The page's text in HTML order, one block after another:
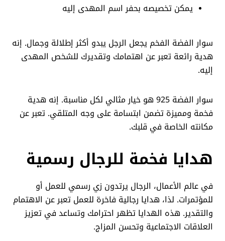
يمكن تخصيصه بحفر اسم المهدى إليه
سوار الفضة الفخم يجعل الرجل يبدو أكثر إطلالة وجمال. إنه
هدية رائعة تعبر عن اهتمامك وتقديرك للشخص المهدى
إليه.
سوار الفضة 925 هو خيار مثالي لكل مناسبة. إنه هدية
فخمة ومميزة تضمن ابتسامة على وجه المتلقي. تعبر عن
مكانته الخاصة في قلبك.
هدايا فخمة للرجال رسمية
في عالم الأعمال، الرجال يرتدون زي رسمي للعمل أو
للمؤتمرات. لذا، هدايا رجالية فاخرة للعمل تعبر عن الاهتمام
والتقدير. هذه الهدايا تظهر احترامك وتساعد في تعزيز
العلاقات الاجتماعية وتحسن المزاج.